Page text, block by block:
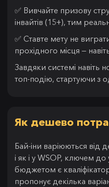
✅ Вивчайте призову
інвайтів (15+), тим
✅ Ставте мету не
прохідного місця —
Завдяки системі навіть
топ-подію, стартуючи з
Як дешево
Бай-іни варіюються від
і як і у WSOP, ключем
бюджетом є
пропонує декілька